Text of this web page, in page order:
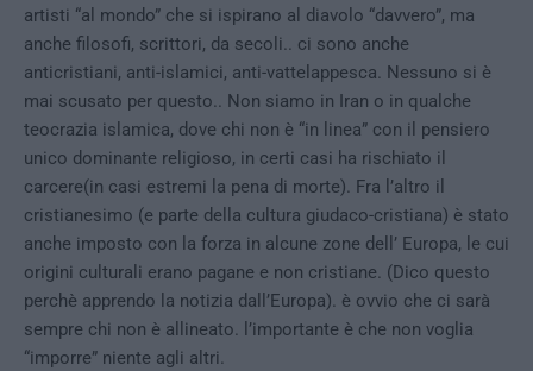
artisti “al mondo” che si ispirano al diavolo “davvero”, ma
anche filosofi, scrittori, da secoli.. ci sono anche
anticristiani, anti-islamici, anti-vattelappesca. Nessuno si è
mai scusato per questo.. Non siamo in Iran o in qualche
teocrazia islamica, dove chi non è “in linea” con il pensiero
unico dominante religioso, in certi casi ha rischiato il
carcere(in casi estremi la pena di morte). Fra l’altro il
cristianesimo (e parte della cultura giudaco-cristiana) è stato
anche imposto con la forza in alcune zone dell’ Europa, le cui
origini culturali erano pagane e non cristiane. (Dico questo
perchè apprendo la notizia dall’Europa). è ovvio che ci sarà
sempre chi non è allineato. l’importante è che non voglia
“imporre” niente agli altri.